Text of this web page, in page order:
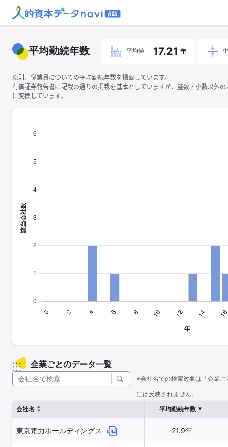
平均勤続年数 平均値 17.21 年
原則、従業員についての平均勤続年数を掲載しています。
有価証券報告書に記載の通りの掲載を基本としていますが、整数・小数以外
に変換しています。
企業ごとのデータ一覧
※会社名での検索対象は「企業
には反映されません。
会社名
平均勤続年数
東京電力ホールディングス 21.9年